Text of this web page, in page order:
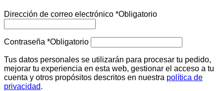
Dirección de correo electrónico *Obligatorio
Contraseña *Obligatorio
Tus datos personales se utilizarán para procesar tu pedido,
mejorar tu experiencia en esta web, gestionar el acceso a tu
cuenta y otros propósitos descritos en nuestra política de
privacidad.